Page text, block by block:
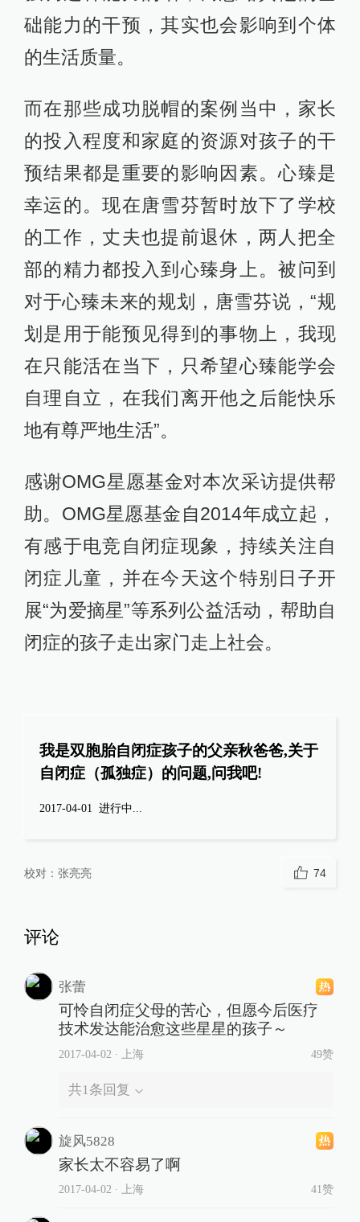
础能力的干预，其实也会影响到个体
的生活质量。
而在那些成功脱帽的案例当中，家长
的投入程度和家庭的资源对孩子的干
预结果都是重要的影响因素。心臻是
幸运的。现在唐雪芬暂时放下了学校
的工作，丈夫也提前退休，两人把全
部的精力都投入到心臻身上。被问到
对于心臻未来的规划，唐雪芬说，“规
划是用于能预见得到的事物上，我现
在只能活在当下，只希望心臻能学会
自理自立，在我们离开他之后能快乐
地有尊严地生活”。
感谢OMG星愿基金对本次采访提供帮
助。OMG星愿基金自2014年成立起，
有感于电竞自闭症现象，持续关注自
闭症儿童，并在今天这个特别日子开
展“为爱摘星”等系列公益活动，帮助自
闭症的孩子走出家门走上社会。
我是双胞胎自闭症孩子的父亲秋爸爸,关于
自闭症（孤独症）的问题,问我吧!
2017-04-01 进行中...
校对： 张亮亮 74
评论
张蕾
可怜自闭症父母的苦心，但愿今后医疗
技术发达能治愈这些星星的孩子～
2017-04-02 ∙ 上海 49赞
共1条回复
旋风5828
家长太不容易了啊
2017-04-02 ∙ 上海 41赞